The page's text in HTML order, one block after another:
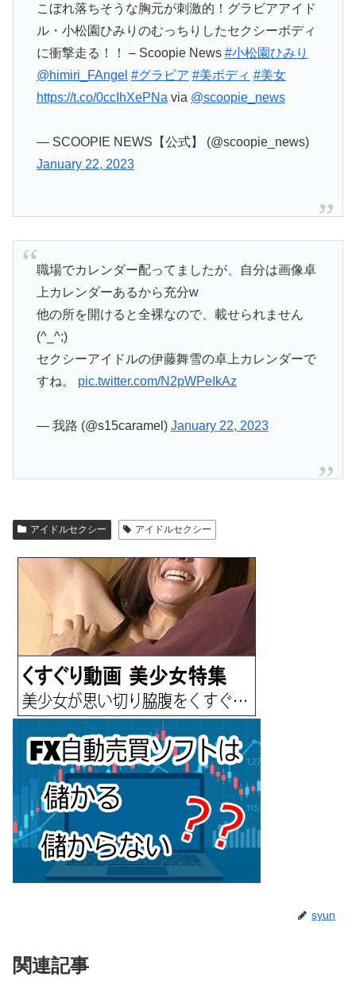
こぼれ落ちそうな胸元が刺激的！グラビアアイド
ル・小松園ひみりのむっちりしたセクシーボディ
に衝撃走る！！ – Scoopie News #小松園ひみり
@himiri_FAngel #グラビア #美ボディ #美女
https://t.co/0ccIhXePNa via @scoopie_news
— SCOOPIE NEWS【公式】 (@scoopie_news)
January 22, 2023
職場でカレンダー配ってましたが、自分は画像卓
上カレンダーあるから充分w
他の所を開けると全裸なので、載せられません
(^_^;)
セクシーアイドルの伊藤舞雪の卓上カレンダーで
すね。 pic.twitter.com/N2pWPeIkAz
— 我路 (@s15caramel) January 22, 2023
アイドルセクシー アイドルセクシー
syun
関連記事